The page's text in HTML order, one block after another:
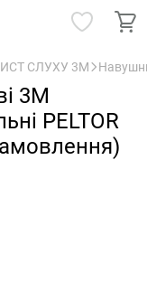
СЛУХУ 3M
3M
PELTOR